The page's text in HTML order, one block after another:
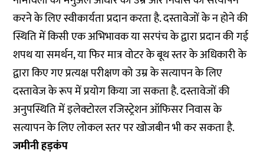
करने के लिए स्वीकार्यता प्रदान करता है. दस्तावेजों के न होने की
स्थिति में किसी एक अभिभावक या सरपंच के द्वारा प्रदान की गई
शपथ या समर्थन, या फिर मात्र वोटर के बूथ स्तर के अधिकारी के
द्वारा किए गए प्रत्यक्ष परीक्षण को उम्र के सत्यापन के लिए
दस्तावेज के रूप में प्रयोग किया जा सकता है. दस्तावेजों की
अनुपस्थिति में इलेक्टोरल रजिस्ट्रेशन ऑफिसर निवास के
सत्यापन के लिए लोकल स्तर पर खोजबीन भी कर सकता है.
जमीनी हड़कंप